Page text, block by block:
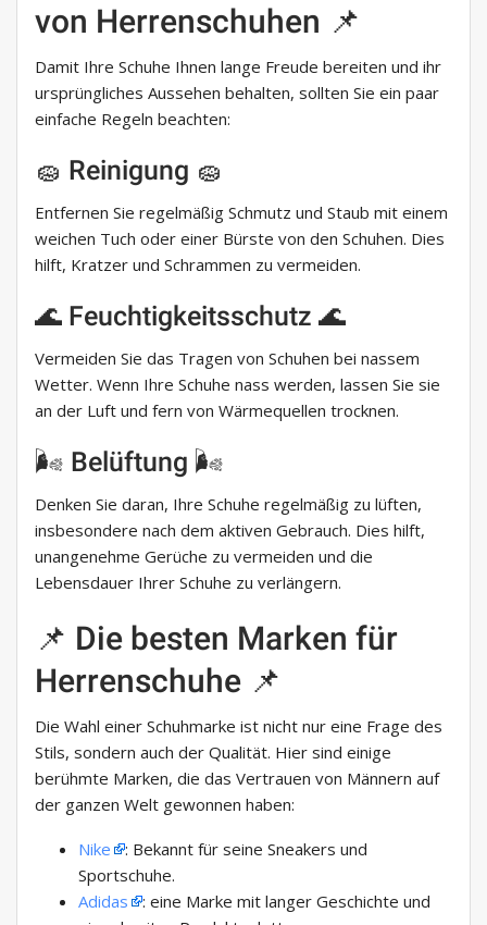
von Herrenschuhen 📌
Damit Ihre Schuhe Ihnen lange Freude bereiten und ihr
ursprüngliches Aussehen behalten, sollten Sie ein paar
einfache Regeln beachten:
🧽 Reinigung 🧽
Entfernen Sie regelmäßig Schmutz und Staub mit einem
weichen Tuch oder einer Bürste von den Schuhen. Dies
hilft, Kratzer und Schrammen zu vermeiden.
🌊 Feuchtigkeitsschutz 🌊
Vermeiden Sie das Tragen von Schuhen bei nassem
Wetter. Wenn Ihre Schuhe nass werden, lassen Sie sie
an der Luft und fern von Wärmequellen trocknen.
🌬️ Belüftung 🌬️
Denken Sie daran, Ihre Schuhe regelmäßig zu lüften,
insbesondere nach dem aktiven Gebrauch. Dies hilft,
unangenehme Gerüche zu vermeiden und die
Lebensdauer Ihrer Schuhe zu verlängern.
📌 Die besten Marken für
Herrenschuhe 📌
Die Wahl einer Schuhmarke ist nicht nur eine Frage des
Stils, sondern auch der Qualität. Hier sind einige
berühmte Marken, die das Vertrauen von Männern auf
der ganzen Welt gewonnen haben:
Nike
: Bekannt für seine Sneakers und
Sportschuhe.
Adidas
: eine Marke mit langer Geschichte und